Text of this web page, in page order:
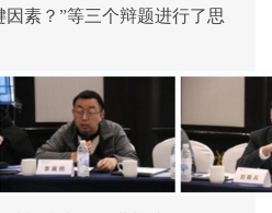
素？”等三个辩题进行了思